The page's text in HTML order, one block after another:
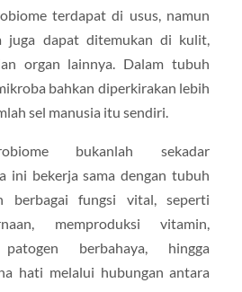
terdapat di usus, namun
juga dapat ditemukan di kulit,
organ lainnya. Dalam tubuh
bahkan diperkirakan lebih
sel manusia itu sendiri.
bukanlah sekadar
ini bekerja sama dengan tubuh
berbagai fungsi vital, seperti
memproduksi vitamin,
berbahaya, hingga
hati melalui hubungan antara